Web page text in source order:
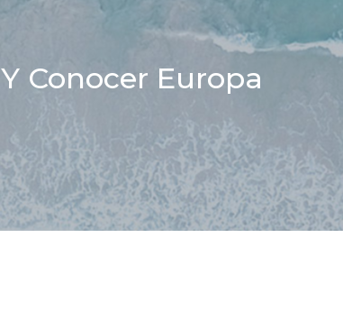
Conocer Europa